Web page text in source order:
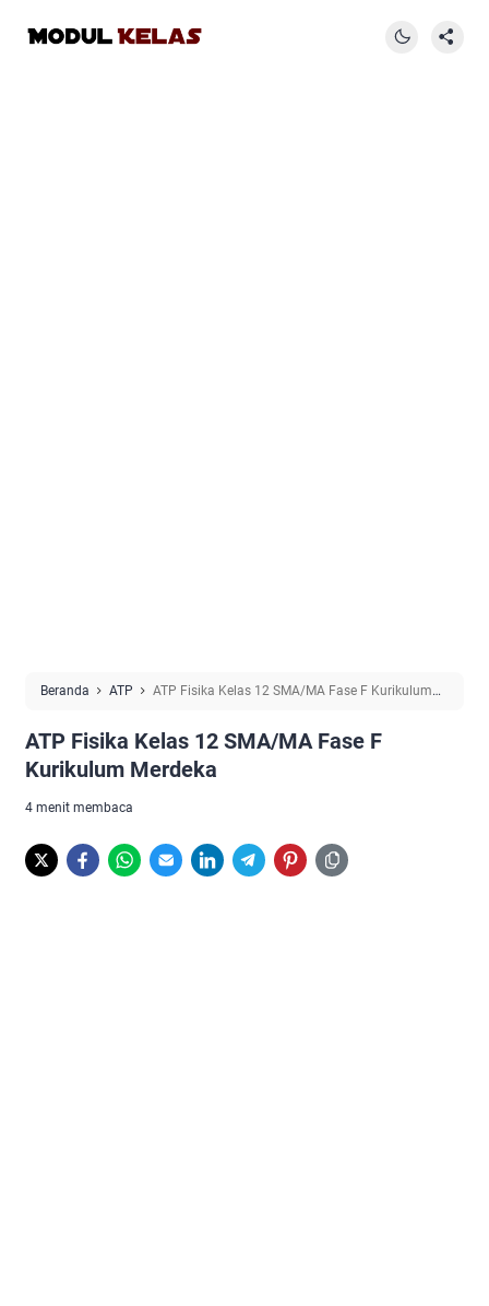
Beranda ATP
ATP Fisika Kelas 12 SMA/MA Fase F Kurikulum
ATP Fisika Kelas 12 SMA/MA Fase F
Kurikulum Merdeka
4 menit membaca